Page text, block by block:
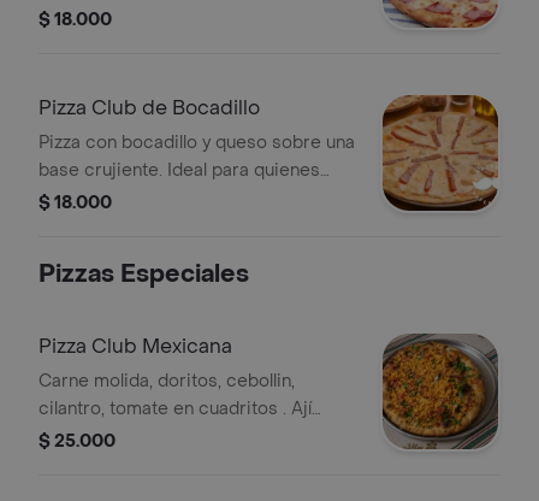
$ 18.000
Pizza Club de Bocadillo
Pizza con bocadillo y queso sobre una
base crujiente. Ideal para quienes
disfrutan de sabores dulces y
$ 18.000
Pizzas Especiales
Pizza Club Mexicana
Carne molida, doritos, cebollin,
cilantro, tomate en cuadritos . Ají
escama a solicitud.
$ 25.000